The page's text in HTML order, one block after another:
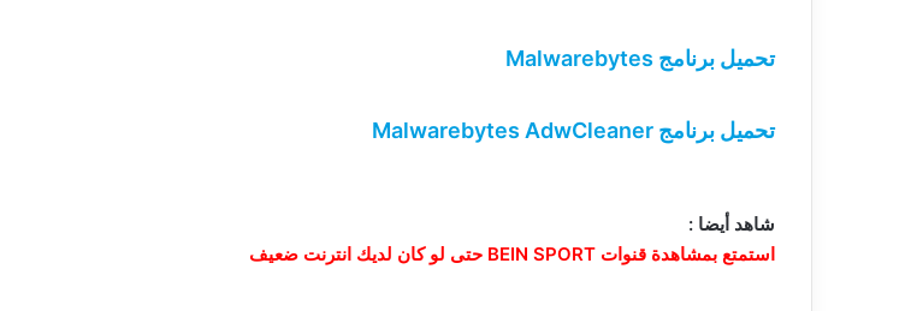
تحميل برنامج Malwarebytes
تحميل برنامج Malwarebytes AdwCleaner
شاهد أيضا :
استمتع بمشاهدة قنوات BEIN SPORT حتى لو كان لديك انترنت ضعيف